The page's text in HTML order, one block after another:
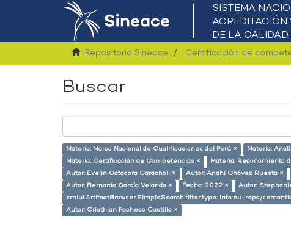
Repositorio Sineace Certificación de
Buscar
Materia: Marco Nacional de Cualificaciones del Perú × Materia:
Materia: Certificación de Competencias ×
Materia: Reconomiento
Autor: Evelin Catacora Caracholi ×
Autor: Anahí Chávez Ruesta ×
Autor: Bernardo García Velando ×
Fecha: 2022 ×
Autor:
xmlui.ArtifactBrowser.SimpleSearch.filter.type: info:eu-repo/
Autor: Cristhian Pacheco Castillo ×